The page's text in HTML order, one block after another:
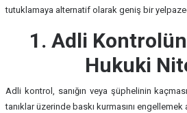
tutuklamaya alternatif olarak geniş bir
1. Adli
Hukuki
Adli kontrol, sanığın veya şüphelinin
tanıklar üzerinde baskı kurmasını engellemek